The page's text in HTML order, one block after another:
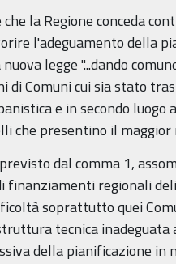
la Regione conceda
l'adeguamento della
legge "...dando
di Comuni cui sia stato
e in secondo luogo
che presentino il
dal comma 1,
finanziamenti regionali
soprattutto quei
tecnica
della pianificazione